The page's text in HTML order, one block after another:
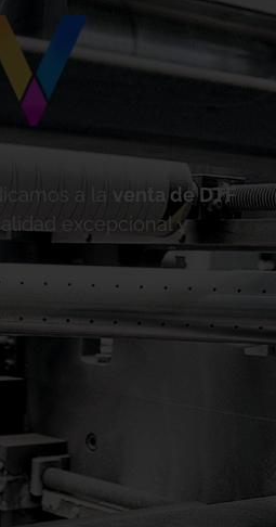
a la
venta de DTF
excepcional y